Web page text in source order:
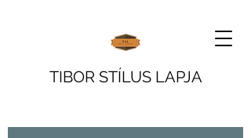
TIBOR STÍLUS LAPJA